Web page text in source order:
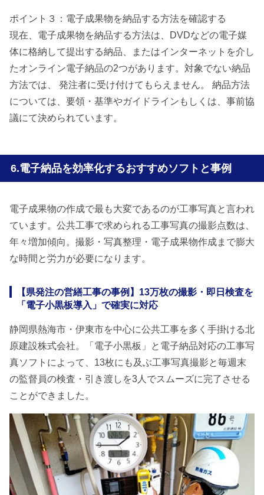
ポイント３：電子成果物を納品する方法を確認する
現在、電子成果物を納品する方法は、DVDなどの電子媒
体に格納して提出する納品、またはインターネットを介し
たオンライン電子納品の2つがあります。対象でない納品
方法では、 発注者に受け付けてもらえません。 納品方法
については、要領・基準やガイドラインもしくは、事前協
議にて決められています。
電子納品を効率化するおすすめソフトと事例
電子成果物の作成で最も大変であるのが工事写真と言われ
ています。公共工事で求められる工事写真の撮影点数は、
年々増加傾向。撮影・写真整理・電子成果物作成まで膨大
な時間と労力が必要になります。
【県発注の営繕工事の事例】13万枚の撮影・即日検査を
「電子小黒板導入」で確実に対応
静岡県熱海市・伊東市を中心に公共工事を多く手掛ける北
原建設株式会社。「電子小黒板」と電子納品対応の工事写
真ソフトによって、13枚にも及ぶ工事写真撮影と毎週末
の監督員の検査・引き渡しを3人でスムーズに完了させる
ことができました。